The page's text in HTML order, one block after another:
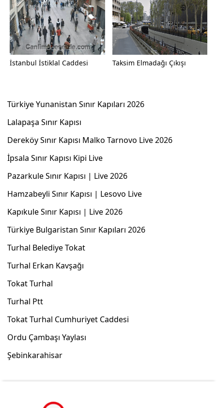
İstanbul İstiklal Caddesi Taksim Elmadağı Çıkışı
Türkiye Yunanistan Sınır Kapıları 2026
Lalapaşa Sınır Kapısı
Dereköy Sınır Kapısı Malko Tarnovo Live 2026
İpsala Sınır Kapısı Kipi Live
Pazarkule Sınır Kapısı | Live 2026
Hamzabeyli Sınır Kapısı | Lesovo Live
Kapıkule Sınır Kapısı | Live 2026
Türkiye Bulgaristan Sınır Kapıları 2026
Turhal Belediye Tokat
Turhal Erkan Kavşağı
Tokat Turhal
Turhal Ptt
Tokat Turhal Cumhuriyet Caddesi
Ordu Çambaşı Yaylası
Şebinkarahisar